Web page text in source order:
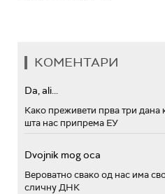
КОМЕНТАРИ
Da, ali...
Како преживети прва три дана
шта нас припрема ЕУ
Dvojnik mog oca
Вероватно свако од нас има
сличну ДНК